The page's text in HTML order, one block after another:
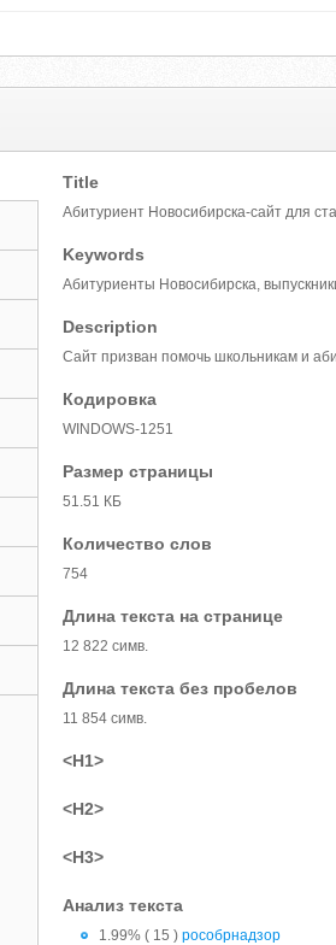
Title
Абитуриент Новосибирска-сайт для
Keywords
Абитуриенты Новосибирска,
Description
Сайт призван помочь школьникам и
Кодировка
WINDOWS-1251
Размер страницы
51.51 КБ
Количество слов
754
Длина текста на странице
12 822 симв.
Длина текста без пробелов
11 854 симв.
<H1>
<H2>
<H3>
Анализ текста
1.99% ( 15 ) рособрнадзор